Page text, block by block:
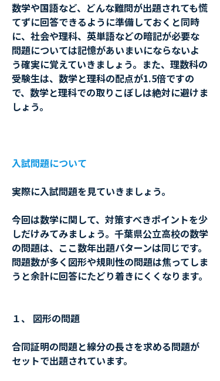
数学や国語など、どんな難問が出題されても慌
てずに回答できるように準備しておくと同時
に、社会や理科、英単語などの暗記が必要な
問題については記憶があいまいにならないよ
う確実に覚えていきましょう。また、理数科の
受験生は、数学と理科の配点が1.5倍ですの
で、数学と理科での取りこぼしは絶対に避けま
しょう。
入試問題について
実際に入試問題を見ていきましょう。
今回は数学に関して、対策すべきポイントを少
しだけみてみましょう。千葉県公立高校の数学
の問題は、ここ数年出題パターンは同じです。
問題数が多く図形や規則性の問題は焦ってしま
うと余計に回答にたどり着きにくくなります。
１、 図形の問題
合同証明の問題と線分の長さを求める問題が
セットで出題されています。